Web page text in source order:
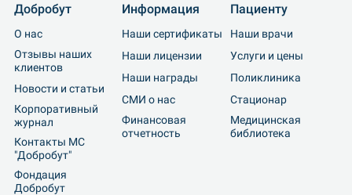
Добробут
О нас
Отзывы наших
клиентов
Новости и статьи
Корпоративный
журнал
Контакты МС
"Добробут"
Фондация
Добробут
Информация
Наши сертификаты
Наши лицензии
Наши награды
СМИ о нас
Финансовая
отчетность
Пациенту
Наши врачи
Услуги и цены
Поликлиника
Cтационар
Медицинская
библиотека